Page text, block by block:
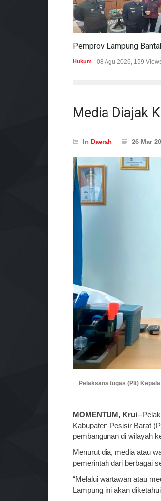
Hukum 08 Agu 2026, 159
Media Diajak
In Daerah 26 Mar
Pelaksana tugas (Plt)
MOMENTUM, Krui--
Kabupaten Pesisir Barat
pembangunan di wilayah
Menurut dia, media atau
pemerintah dari berbagai
“Melalui wartawan atau
Lampung ini akan